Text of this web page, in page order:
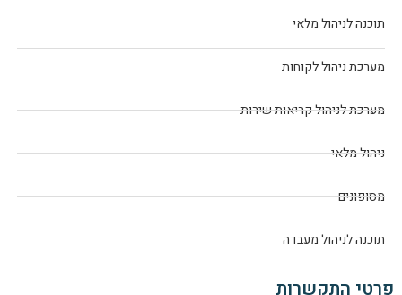
תוכנה לניהול מלאי
מערכת ניהול לקוחות
מערכת לניהול קריאות שירות
ניהול מלאי
מסופונים
תוכנה לניהול מעבדה
פרטי התקשרות